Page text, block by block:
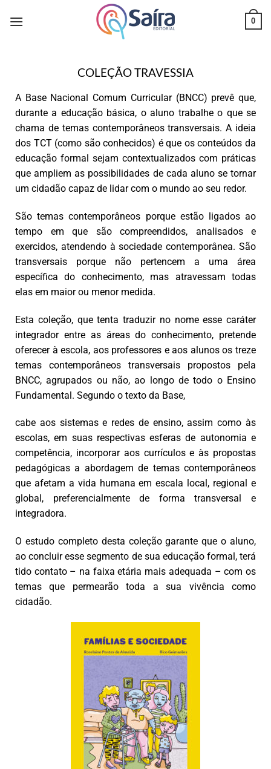
0
COLEÇÃO TRAVESSIA
A Base Nacional Comum Curricular (BNCC) prevê que,
durante a educação básica, o aluno trabalhe o que se
chama de temas contemporâneos transversais. A ideia
dos TCT (como são conhecidos) é que os conteúdos da
educação formal sejam contextualizados com práticas
que ampliem as possibilidades de cada aluno se tornar
um cidadão capaz de lidar com o mundo ao seu redor.
São temas contemporâneos porque estão ligados ao
tempo em que são compreendidos, analisados e
exercidos, atendendo à sociedade contemporânea. São
transversais porque não pertencem a uma área
específica do conhecimento, mas atravessam todas
elas em maior ou menor medida.
Esta coleção, que tenta traduzir no nome esse caráter
integrador entre as áreas do conhecimento, pretende
oferecer à escola, aos professores e aos alunos os treze
temas contemporâneos transversais propostos pela
BNCC, agrupados ou não, ao longo de todo o Ensino
Fundamental. Segundo o texto da Base,
cabe aos sistemas e redes de ensino, assim como às
escolas, em suas respectivas esferas de autonomia e
competência, incorporar aos currículos e às propostas
pedagógicas a abordagem de temas contemporâneos
que afetam a vida humana em escala local, regional e
global, preferencialmente de forma transversal e
integradora.
O estudo completo desta coleçãogarante que o aluno,
ao concluir esse segmento de sua educação formal, terá
tido contato – na faixa etária mais adequada – com os
temas que permearão toda a sua vivência como
cidadão.